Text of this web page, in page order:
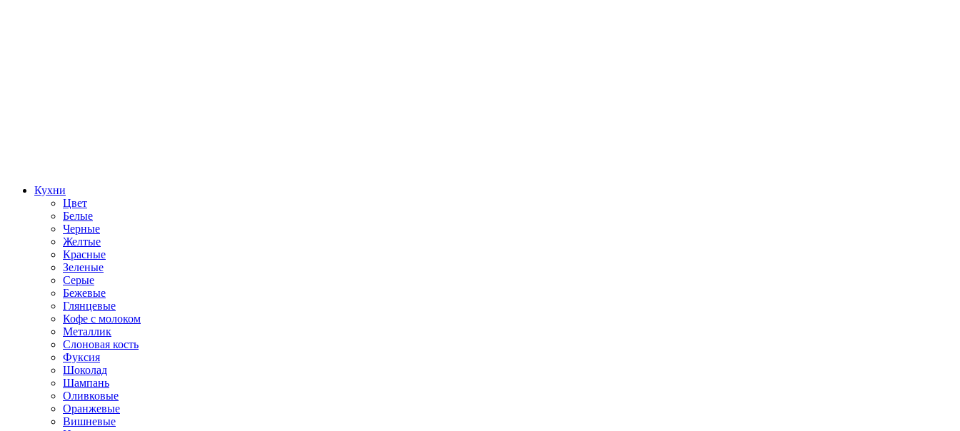
Кухни
Цвет
Белые
Черные
Желтые
Красные
Зеленые
Серые
Бежевые
Глянцевые
Кофе с молоком
Металлик
Слоновая кость
Фуксия
Шоколад
Шампань
Оливковые
Оранжевые
Вишневые